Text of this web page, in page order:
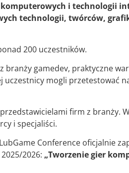
komputerowych i technologii
technologii, twórców,
200 uczestników.
branży gamedev, praktyczne
mogli przetestować
firm z branży.
i specjaliści.
Conference oficjalnie
2026: „Tworzenie gier